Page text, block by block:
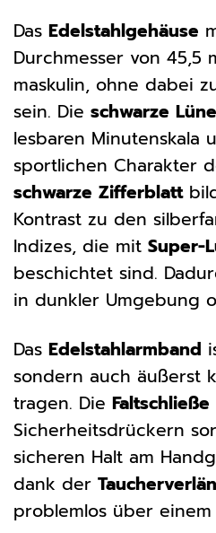
Das Edelstahlgehäuse
Durchmesser von
maskulin, ohne dabei
sein. Die schwarze
lesbaren Minutenskala
sportlichen Charakter
schwarze Zifferblatt
Kontrast zu den
Indizes, die mit Super-
beschichtet sind.
in dunkler Umgebung
Das Edelstahlarmband
sondern auch äußerst
tragen. Die Faltschließe
Sicherheitsdrückern
sicheren Halt am
dank der
problemlos über